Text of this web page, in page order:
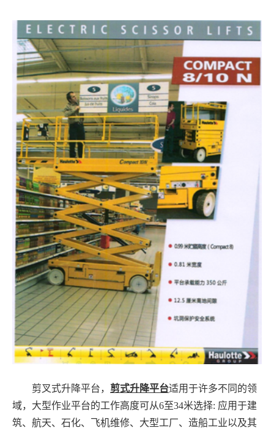
剪叉式升降平台， 剪式升降平台适用于许多不同的领
域，大型作业平台的工作高度可从6至34米选择: 应用于建
筑、航天、石化、飞机维修、大型工厂、造船工业以及其